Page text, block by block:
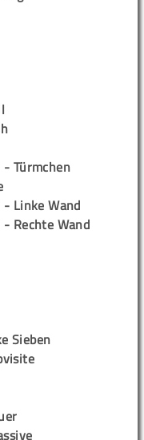
Türmchen
Linke Wand
Rechte Wand
Sieben